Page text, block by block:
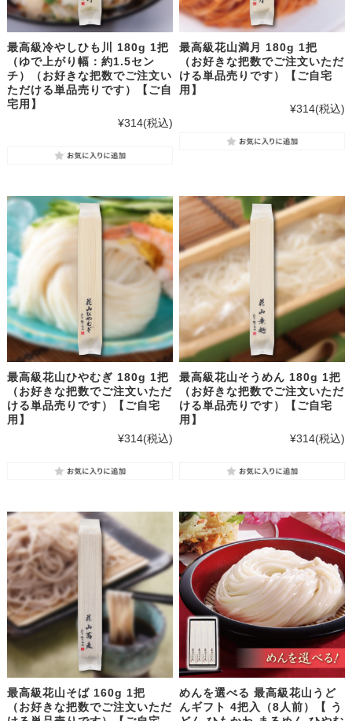
最高級冷やしひも川 180g 1把
（ゆで上がり幅：約1.5セン
チ）（お好きな把数でご注文い
ただける単品売りです）【ご自
宅用】
¥314(税込)
最高級花山満月 180g 1把
（お好きな把数でご注文いただ
ける単品売りです）【ご自宅
用】
¥314(税込)
最高級花山ひやむぎ 180g 1把
（お好きな把数でご注文いただ
ける単品売りです）【ご自宅
用】
¥314(税込)
最高級花山そうめん 180g 1把
（お好きな把数でご注文いただ
ける単品売りです）【ご自宅
用】
¥314(税込)
最高級花山そば 160g 1把
（お好きな把数でご注文いただ
めんを選べる 最高級花山うど
んギフト 4把入（8人前）【 う